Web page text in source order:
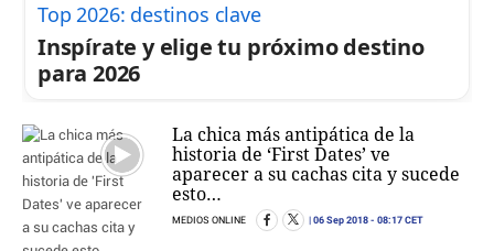
Top 2026: destinos clave
Inspírate y elige tu próximo destino
para 2026
La chica más antipática de la
historia de ‘First Dates’ ve
aparecer a su cachas cita y sucede
esto…
MEDIOS ONLINE 06 Sep 2018 - 08:17 CET